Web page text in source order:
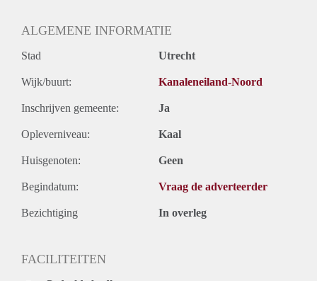
ALGEMENE INFORMATIE
Stad Utrecht
Wijk/buurt: Kanaleneiland-Noord
Inschrijven gemeente: Ja
Opleverniveau: Kaal
Huisgenoten: Geen
Begindatum: Vraag de adverteerder
Bezichtiging In overleg
FACILITEITEN